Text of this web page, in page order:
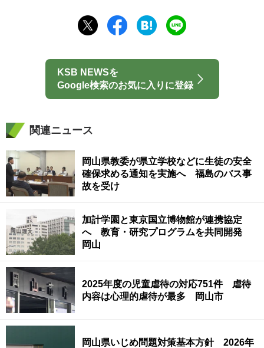
KSB NEWSを
Google検索のお気に入りに登録
関連ニュース
岡山県教委が県立学校などに生徒の安全
確保求める通知を実施へ 福島のバス事
故を受け
加計学園と東京国立博物館が連携協定
へ 教育・研究プログラムを共同開発
岡山
2025年度の児童虐待の対応751件 虐待
内容は心理的虐待が最多 岡山市
岡山県いじめ問題対策基本方針 2026年